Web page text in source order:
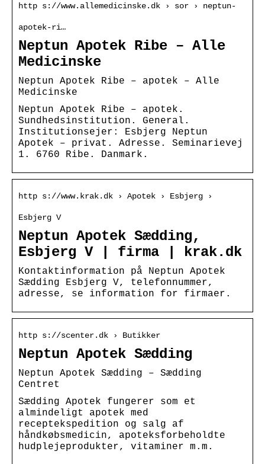
http s://www.allemedicinske.dk › sor › neptun-
apotek-ri…
Neptun Apotek Ribe – Alle
Medicinske
Neptun Apotek Ribe – apotek – Alle
Medicinske
Neptun Apotek Ribe – apotek.
Sundhedsinstitution. General.
Institutionsejer: Esbjerg Neptun
Apotek – privat. Adresse. Seminarievej
1. 6760 Ribe. Danmark.
http s://www.krak.dk › Apotek › Esbjerg ›
Esbjerg V
Neptun Apotek Sædding,
Esbjerg V | firma | krak.dk
Kontaktinformation på Neptun Apotek
Sædding Esbjerg V, telefonnummer,
adresse, se information for firmaer.
http s://scenter.dk › Butikker
Neptun Apotek Sædding
Neptun Apotek Sædding – Sædding
Centret
Sædding Apotek fungerer som et
almindeligt apotek med
receptekspedition og salg af
håndkøbsmedicin, apoteksforbeholdte
hudplejeprodukter, vitaminer m.m.